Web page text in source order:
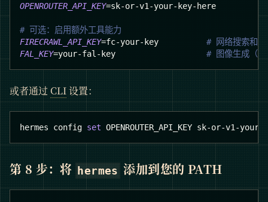
OPENROUTER_API_KEY=sk-or-v1-your-key-here
# 可选：启用额外工具能力
FIRECRAWL_API_KEY=fc-your-key # 网络搜索和抓
FAL_KEY=your-fal-key # 图像生成（
或者通过 CLI设置：
hermes config set OPENROUTER_API_KEY sk-or-v1-
第 8 步：将 hermes 添加到您的 PATH